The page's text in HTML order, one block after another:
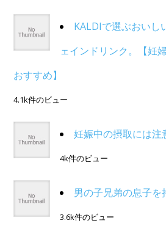
KALDIで選ぶおいし
ェインドリンク。【妊
おすすめ】
4.1k件のビュー
妊娠中の摂取には注
4k件のビュー
男の子兄弟の息子を
3.6k件のビュー